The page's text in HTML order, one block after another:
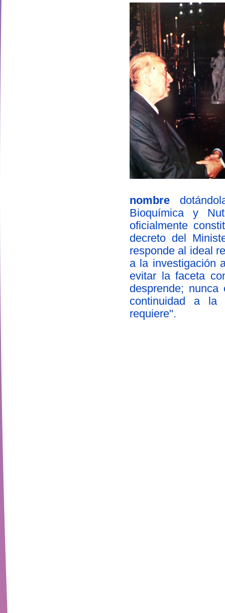
nombre
Bioquímica y
oficialmente
decreto del
responde al ideal
a la investigación
evitar la faceta
desprende;
continuidad a la
requiere".